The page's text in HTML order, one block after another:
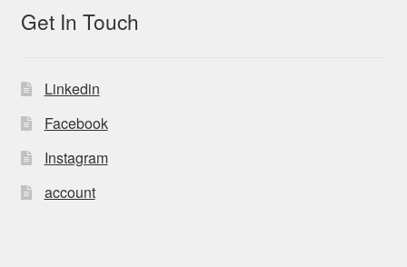
Get In Touch
Linkedin
Facebook
Instagram
account